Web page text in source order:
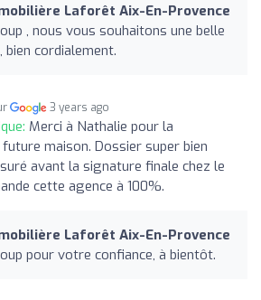
Laforêt Aix-En-Provence
, nous vous souhaitons une belle
bien cordialement.
3 years ago
Merci à Nathalie pour la
maison. Dossier super bien
avant la signature finale chez le
cette agence à 100%.
Laforêt Aix-En-Provence
pour votre confiance, à bientôt.